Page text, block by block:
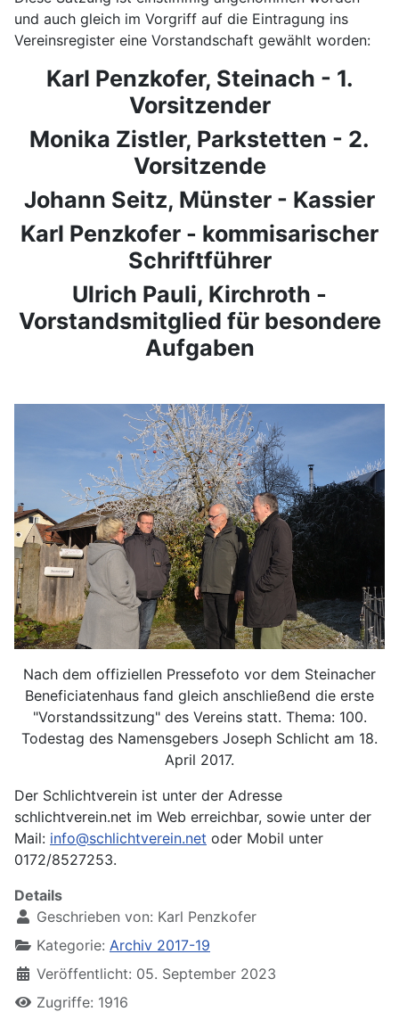
und auch gleich im Vorgriff auf die Eintragung ins
Vereinsregister eine Vorstandschaft gewählt worden:
Karl Penzkofer, Steinach - 1.
Vorsitzender
Monika Zistler, Parkstetten - 2.
Vorsitzende
Johann Seitz, Münster - Kassier
Karl Penzkofer - kommisarischer
Schriftführer
Ulrich Pauli, Kirchroth -
Vorstandsmitglied für besondere
Aufgaben
Nach dem offiziellen Pressefoto vor dem Steinacher
Beneficiatenhaus fand gleich anschließend die erste
"Vorstandssitzung" des Vereins statt. Thema: 100.
Todestag des Namensgebers Joseph Schlicht am 18.
April 2017.
Der Schlichtverein ist unter der Adresse
schlichtverein.net im Web erreichbar, sowie unter der
Mail: info@schlichtverein.net oder Mobil unter
0172/8527253.
Details
Geschrieben von: Karl Penzkofer
Kategorie: Archiv 2017-19
Veröffentlicht: 05. September 2023
Zugriffe: 1916